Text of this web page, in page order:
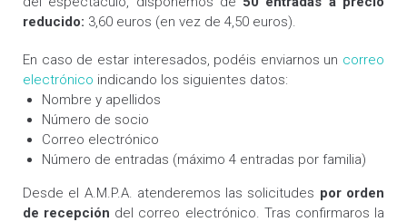
reducido: 3,60 euros (en vez de 4,50 euros).
En caso de estar interesados, podéis enviarnos un correo
electrónico indicando los siguientes datos:
Nombre y apellidos
Número de socio
Correo electrónico
Número de entradas (máximo 4 entradas por familia)
Desde el A.M.P.A. atenderemos las solicitudes por orden
de recepción del correo electrónico. Tras confirmaros la